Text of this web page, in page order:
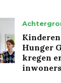
Hunger
kregen
inwoners